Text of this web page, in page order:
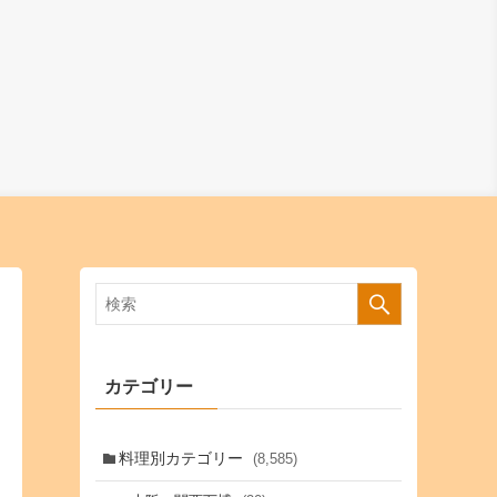
カテゴリー
料理別カテゴリー (8,585)